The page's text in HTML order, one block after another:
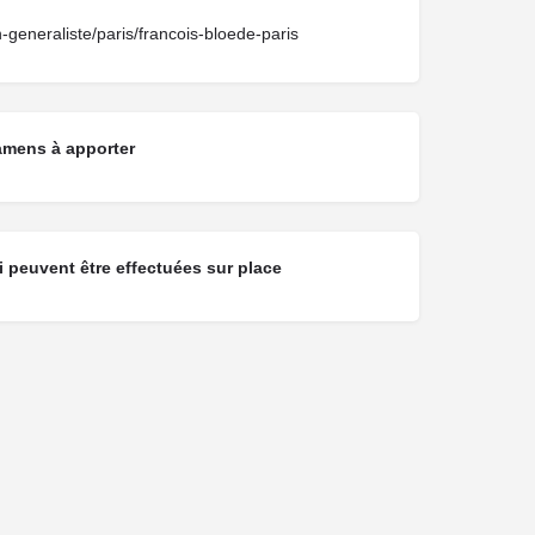
generaliste/paris/francois-bloede-paris
à apporter
peuvent être effectuées sur place